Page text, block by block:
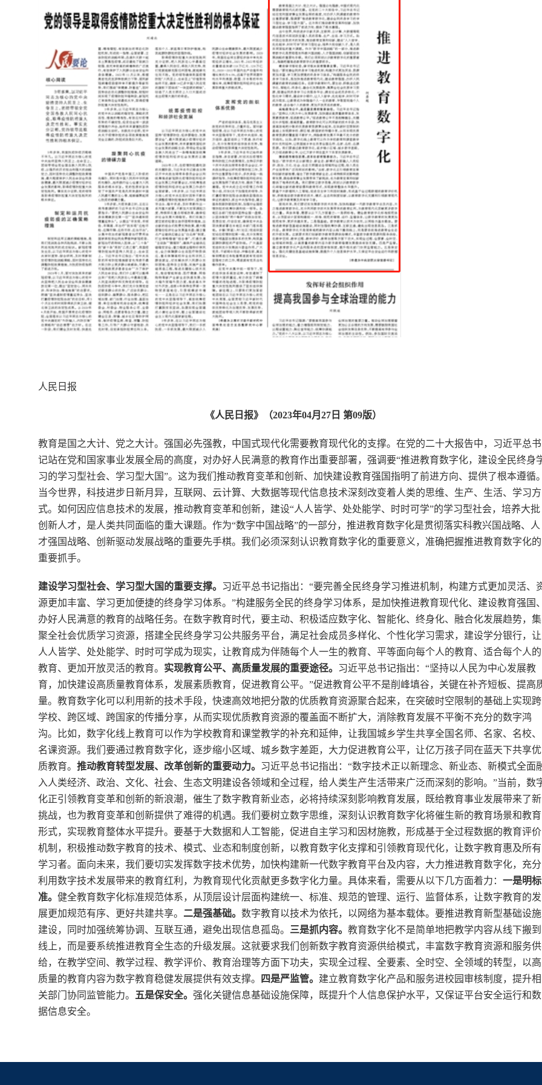
人民日报
《人民日报》（2023年04月27日 第09版）
教育是国之大计、党之大计。强国必先强教，中国式现代化需要教育现代化的支撑。在党的二十大报告中，习近平总书
记站在党和国家事业发展全局的高度，对办好人民满意的教育作出重要部署，强调要“推进教育数字化，建设全民终身
习的学习型社会、学习型大国”。这为我们推动教育变革和创新、加快建设教育强国指明了前进方向、提供了根本遵循。
当今世界，科技进步日新月异，互联网、云计算、大数据等现代信息技术深刻改变着人类的思维、生产、生活、学习方
式。如何因应信息技术的发展，推动教育变革和创新，建设“人人皆学、处处能学、时时可学”的学习型社会，培养大批
创新人才，是人类共同面临的重大课题。作为“数字中国战略”的一部分，推进教育数字化是贯彻落实科教兴国战略、人
才强国战略、创新驱动发展战略的重要先手棋。我们必须深刻认识教育数字化的重要意义，准确把握推进教育数字化的
重要抓手。
建设学习型社会、学习型大国的重要支撑。 习近平总书记指出：“要完善全民终身学习推进机制，构建方式更加灵活、
源更加丰富、学习更加便捷的终身学习体系。”构建服务全民的终身学习体系，是加快推进教育现代化、建设教育强国、
办好人民满意的教育的战略任务。在数字教育时代，要主动、积极适应数字化、智能化、终身化、融合化发展趋势，集
聚全社会优质学习资源，搭建全民终身学习公共服务平台，满足社会成员多样化、个性化学习需求，建设学分银行，让
人人皆学、处处能学、时时可学成为现实，让教育成为伴随每个人一生的教育、平等面向每个人的教育、适合每个人的
教育、更加开放灵活的教育。 实现教育公平、高质量发展的重要途径。 习近平总书记指出：“坚持以人民为中心发展教
育，加快建设高质量教育体系，发展素质教育，促进教育公平。”促进教育公平不是削峰填谷，关键在补齐短板、提高
量。教育数字化可以利用新的技术手段，快速高效地把分散的优质教育资源聚合起来，在突破时空限制的基础上实现跨
学校、跨区域、跨国家的传播分享，从而实现优质教育资源的覆盖面不断扩大，消除教育发展不平衡不充分的数字鸿
沟。比如，数字化线上教育可以作为学校教育和课堂教学的补充和延伸，让我国城乡学生共享全国名师、名家、名校、
名课资源。我们要通过教育数字化，逐步缩小区域、城乡数字差距，大力促进教育公平，让亿万孩子同在蓝天下共享优
质教育。 推动教育转型发展、改革创新的重要动力。 习近平总书记指出：“数字技术正以新理念、新业态、新模式全面
入人类经济、政治、文化、社会、生态文明建设各领域和全过程，给人类生产生活带来广泛而深刻的影响。”当前，数
化正引领教育变革和创新的新浪潮，催生了数字教育新业态，必将持续深刻影响教育发展，既给教育事业发展带来了新
挑战，也为教育变革和创新提供了难得的机遇。我们要树立数字思维，深刻认识教育数字化将催生新的教育场景和教育
形式，实现教育整体水平提升。要基于大数据和人工智能，促进自主学习和因材施教，形成基于全过程数据的教育评价
机制，积极推动数字教育的技术、模式、业态和制度创新，以教育数字化支撑和引领教育现代化，让数字教育惠及所有
学习者。面向未来，我们要切实发挥数字技术优势，加快构建新一代数字教育平台及内容，大力推进教育数字化，充分
利用数字技术发展带来的教育红利，为教育现代化贡献更多数字化力量。具体来看，需要从以下几方面着力： 一是明标
准。 健全教育数字化标准规范体系，从顶层设计层面构建统一、标准、规范的管理、运行、监督体系，让数字教育的发
展更加规范有序、更好共建共享。 二是强基础。 数字教育以技术为依托，以网络为基本载体。要推进教育新型基础设施
建设，同时加强统筹协调、互联互通，避免出现信息孤岛。 三是抓内容。 教育数字化不是简单地把教学内容从线下搬到
线上，而是要系统推进教育全生态的升级发展。这就要求我们创新数字教育资源供给模式，丰富数字教育资源和服务供
给，在教学空间、教学过程、教学评价、教育治理等方面下功夫，实现全过程、全要素、全时空、全领域的转型，以高
质量的教育内容为数字教育稳健发展提供有效支撑。
四是严监管。 建立教育数字化产品和服务进校园审核制度，提升相
关部门协同监管能力。
五是保安全。 强化关键信息基础设施保障，既提升个人信息保护水平，又保证平台安全运行和数
据信息安全。